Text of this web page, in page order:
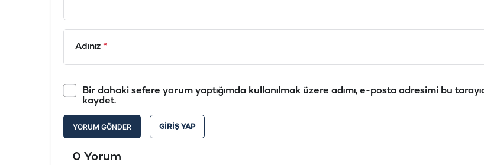
Adınız *
Bir dahaki sefere yorum yaptığımda kullanılmak üzere adımı, e-posta adresimi bu
kaydet.
YORUM GÖNDER GIRIŞ YAP
0 Yorum